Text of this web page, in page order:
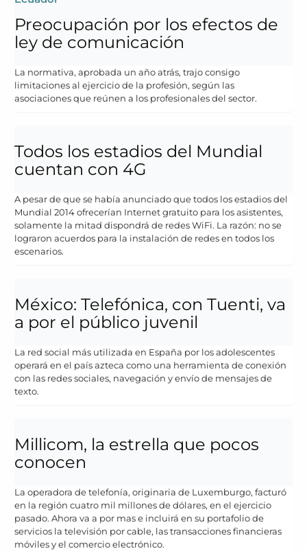
Preocupación por los efectos de
ley de comunicación
La normativa, aprobada un año atrás, trajo consigo
limitaciones al ejercicio de la profesión, según las
asociaciones que reúnen a los profesionales del sector.
Todos los estadios del Mundial
cuentan con 4G
A pesar de que se había anunciado que todos los estadios del
Mundial 2014 ofrecerían Internet gratuito para los asistentes,
solamente la mitad dispondrá de redes WiFi. La razón: no se
lograron acuerdos para la instalación de redes en todos los
escenarios.
México: Telefónica, con Tuenti, va
a por el público juvenil
La red social más utilizada en España por los adolescentes
operará en el país azteca como una herramienta de conexión
con las redes sociales, navegación y envío de mensajes de
texto.
Millicom, la estrella que pocos
conocen
La operadora de telefonía, originaria de Luxemburgo, facturó
en la región cuatro mil millones de dólares, en el ejercicio
pasado. Ahora va a por mas e incluirá en su portafolio de
servicios la televisión por cable, las transacciones financieras
móviles y el comercio electrónico.